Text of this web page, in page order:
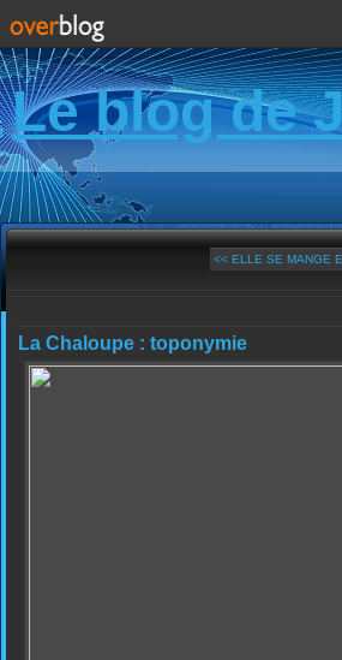
Le blog de
<< ELLE SE MANGE
La Chaloupe : toponymie